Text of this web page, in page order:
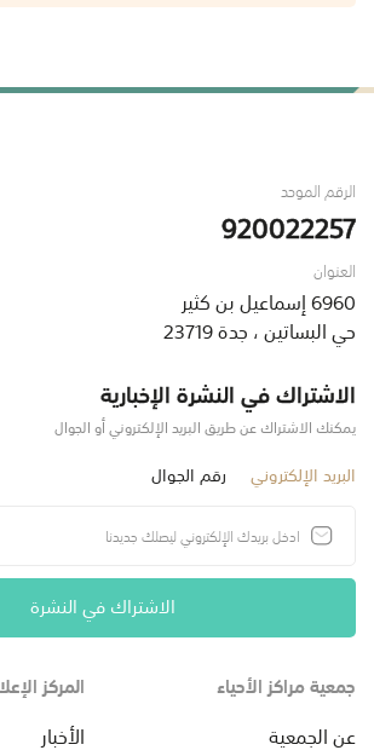
الرقم الموحد
920022257
العنوان
6960 إسماعيل بن كثير
حي البساتين ، جدة 23719
الاشتراك في النشرة الإخبارية
يمكنك الاشتراك عن طريق البريد الإلكتروني أو الجوال
البريد الإلكتروني رقم الجوال
الاشتراك في النشرة
جمعية مراكز الأحياء
عن الجمعية
المركز
الأخبار